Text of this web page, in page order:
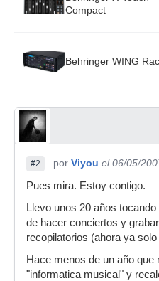
Compact
Behringer WING
#2 por Viyou el 06/05/
Pues mira. Estoy contigo.
Llevo unos 20 años
de hacer conciertos y
recopilatorios (ahora ya
Hace menos de un año que
"informatica musical" y